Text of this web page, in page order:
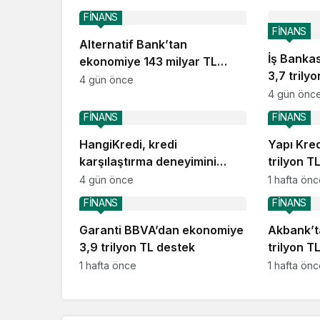
Alternatif Bank’tan
ekonomiye 143 milyar TL
destek
FİNANS
4 gün önce
İş
3,7
FİNANS
4 gün
HangiKredi, kredi
karşılaştırma deneyimini
ChatGPT’ye taşıdı
FİNANS
4 gün önce
Yapı
trilyon
FİNANS
1 hafta
Garanti BBVA’dan ekonomiye
3,9 trilyon TL destek
FİNANS
1 hafta önce
trilyon
FİNANS
1 hafta